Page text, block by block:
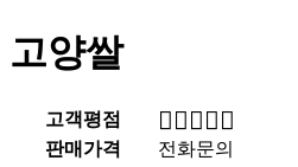
고양쌀
고객평점
판매가격
전화문의